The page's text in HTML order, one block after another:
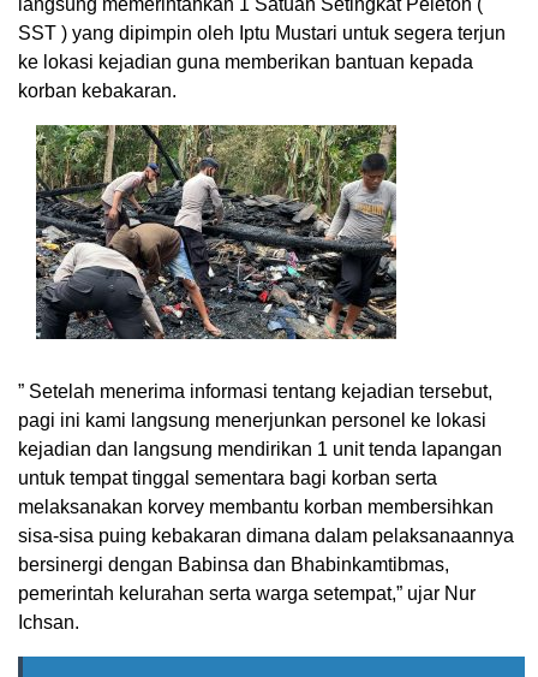
langsung memerintahkan 1 Satuan Setingkat Peleton (
SST ) yang dipimpin oleh Iptu Mustari untuk segera terjun
ke lokasi kejadian guna memberikan bantuan kepada
korban kebakaran.
” Setelah menerima informasi tentang kejadian tersebut,
pagi ini kami langsung menerjunkan personel ke lokasi
kejadian dan langsung mendirikan 1 unit tenda lapangan
untuk tempat tinggal sementara bagi korban serta
melaksanakan korvey membantu korban membersihkan
sisa-sisa puing kebakaran dimana dalam pelaksanaannya
bersinergi dengan Babinsa dan Bhabinkamtibmas,
pemerintah kelurahan serta warga setempat,” ujar Nur
Ichsan.